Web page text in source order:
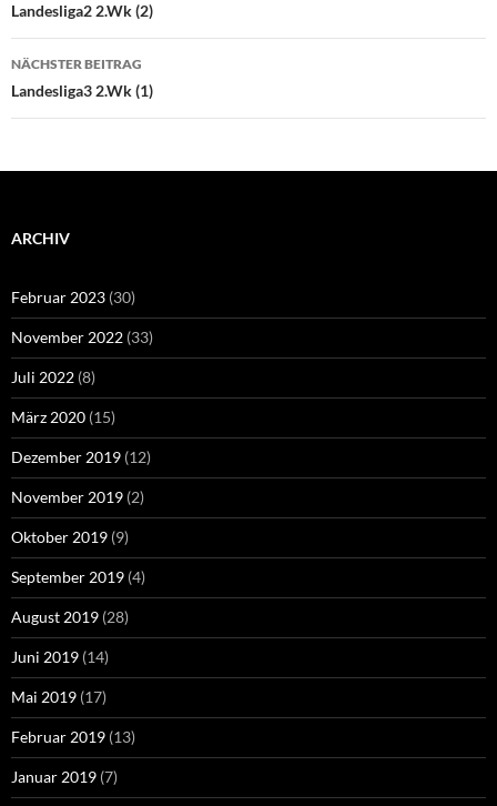
Landesliga2 2.Wk (2)
NÄCHSTER BEITRAG
Landesliga3 2.Wk (1)
ARCHIV
Februar 2023 (30)
November 2022 (33)
Juli 2022 (8)
März 2020 (15)
Dezember 2019 (12)
November 2019 (2)
Oktober 2019 (9)
September 2019 (4)
August 2019 (28)
Juni 2019 (14)
Mai 2019 (17)
Februar 2019 (13)
Januar 2019 (7)